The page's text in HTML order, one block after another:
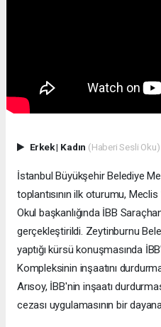
Erkek| Kadın (Haberi Sesli Oku)
İstanbul Büyükşehir Belediye
toplantısının ilk oturumu,
Okul başkanlığında İBB
gerçekleştirildi. Zeytinburnu
yaptığı kürsü konuşmasında
Kompleksinin inşaatını
Arısoy, İBB'nin inşaatı
cezası uygulamasının bir